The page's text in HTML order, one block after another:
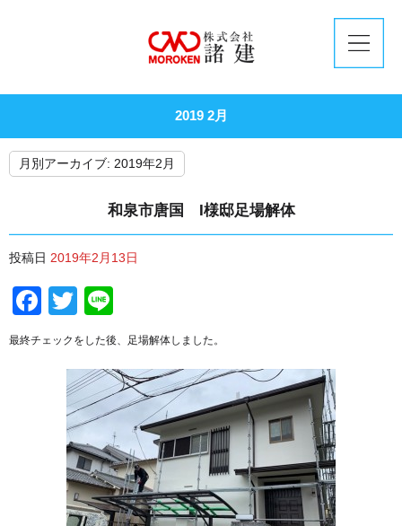
2019 2月
月別アーカイブ: 2019年2月
和泉市唐国 I様邸足場解体
投稿日 2019年2月13日
Facebook
Twitter
最終チェックをした後、足場解体しました。